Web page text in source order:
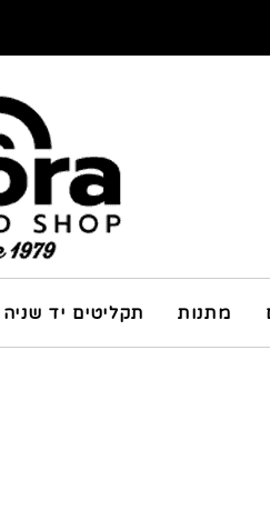
מתנות תקליטים יד שניה